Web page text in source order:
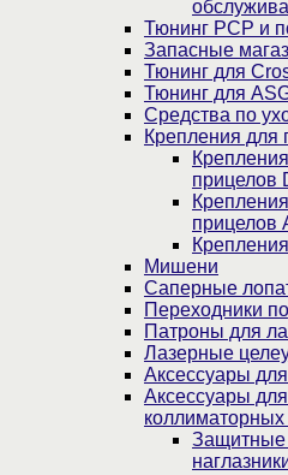
Тюнинг PCP и
Запасные
Тюнинг для
Тюнинг для
Средства по
Крепления для
прицелов
прицелов
Мишени
Саперные
Переходники
Патроны для
Лазерные
Аксессуары
Аксессуары
Защитные